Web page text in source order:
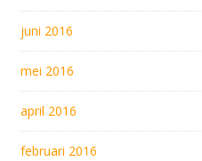
juni 2016
mei 2016
april 2016
februari 2016